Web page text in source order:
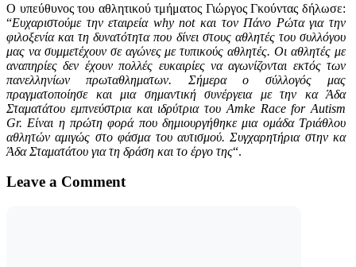
Ο υπεύθυνος του αθλητικού τμήματος Γιώργος Γκούντας δήλωσε:
“Ευχαριστούμε την εταιρεία why not και τον Πάνο Ρώτα για την
φιλοξενία και τη δυνατότητα που δίνει στους αθλητές του συλλόγου
μας να συμμετέχουν σε αγώνες με τυπικούς αθλητές. Οι αθλητές με
αναπηρίες δεν έχουν πολλές ευκαιρίες να αγωνίζονται εκτός των
πανελληνίων πρωταθληματων. Σήμερα ο σύλλογός μας
πραγματοποίησε και μια σημαντική συνέργεια με την κα Άδα
Σταματάτου εμπνεύστρια και ιδρύτρια του Amke Race for Autism
Gr. Είναι η πρώτη φορά που δημιουργήθηκε μια ομάδα Τριάθλου
αθλητών αμιγώς στο φάσμα του αυτισμού. Συγχαρητήρια στην κα
Άδα Σταματάτου για τη δράση και το έργο της“.
Leave a Comment